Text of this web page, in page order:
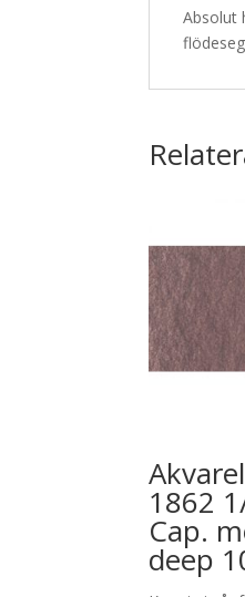
Absolut
1862
Cap.
deep